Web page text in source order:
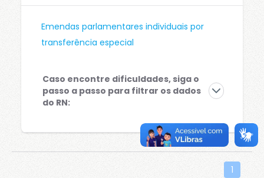
Para mais informações sobre como utilizamos os cookies, veja
política de cookies .
funcionamento do site.
Cookies de personalização.
Emendas parlamentares individuais por
transferência especial
Caso encontre dificuldades, siga o
passo a passo para filtrar os dados
do RN:
Selecione o ícone de filtro no canto
superior direito da página:
1